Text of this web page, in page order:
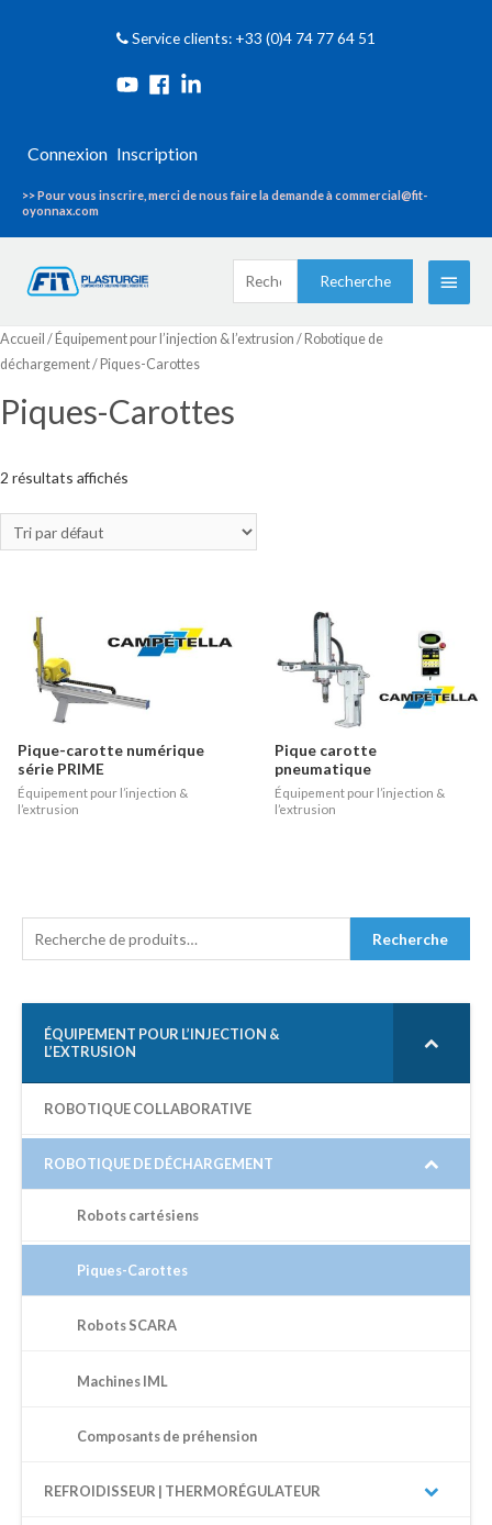
Service clients: +33 (0)4 74 77 64 51
Connexion Inscription
>> Pour vous inscrire, merci de nous faire la demande à commercial@fit-
oyonnax.com
Menu
Recherche
O
Recherche
ÉQUIPEMENT POUR L’INJECTION &
L’EXTRUSION
ROBOTIQUE COLLABORATIVE
ROBOTIQUE DE DÉCHARGEMENT
Robots cartésiens
Piques-Carottes
Robots SCARA
Machines IML
Composants de préhension
REFROIDISSEUR | THERMORÉGULATEUR
Accueil / Équipement pour l’injection & l’extrusion / Robotique de
déchargement/ Piques-Carottes
Piques-Carottes
2 résultats affichés
Pique-carotte numérique
série PRIME
Équipement pour l’injection &
l’extrusion
Pique carotte
pneumatique
Équipement pour l’injection &
l’extrusion